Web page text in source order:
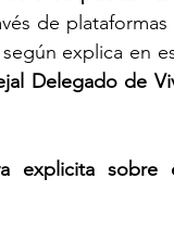
de
explica en
Delegado de
explicita sobre